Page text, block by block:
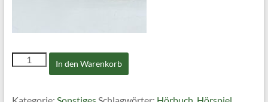
Toniefiguren
Menge
In den Warenkorb
Kategorie: Sonstiges Schlagwörter: Hörbuch Hörspiel